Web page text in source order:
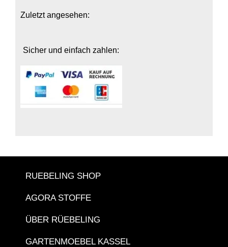
Zuletzt angesehen:
Sicher und einfach zahlen:
RUEBELING SHOP
AGORA STOFFE
ÜBER RÜEBELING
GARTENMOEBEL KASSEL